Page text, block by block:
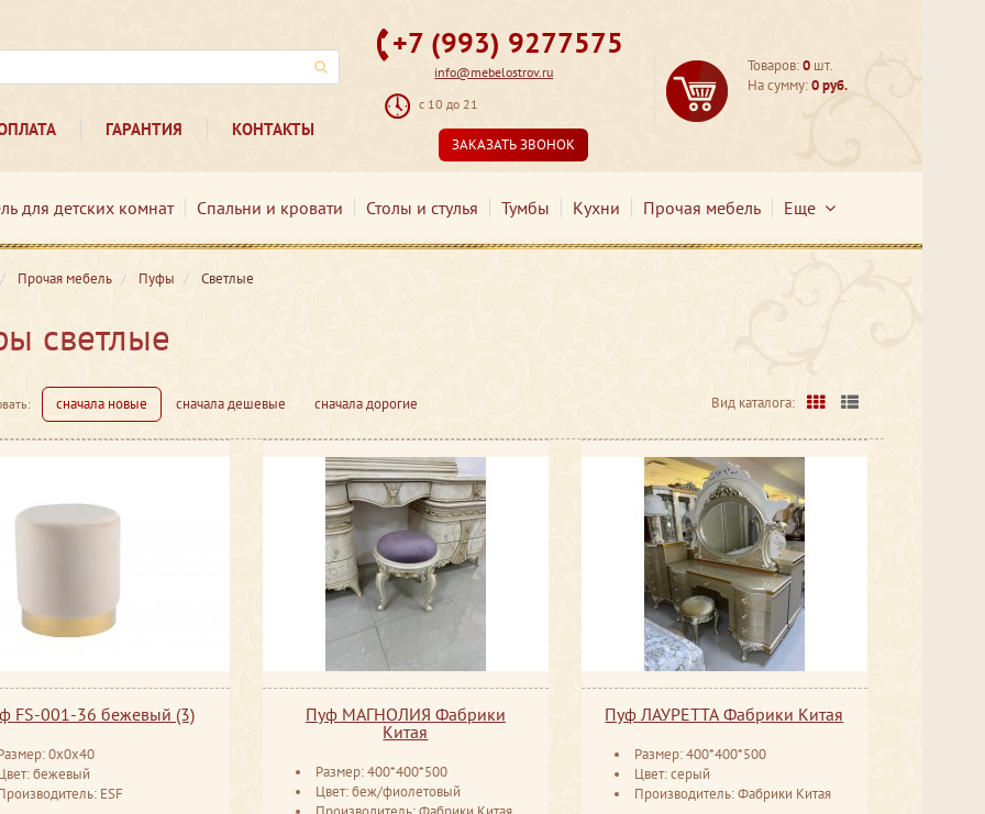
ГАРАНТИЯ КОНТАКТЫ
+7 (993) 9277575
info@mebelostrov.ru
с 10 до 21
ЗАКАЗАТЬ ЗВОНОК
Товаров:0 шт.
На сумму:0 руб.
для детских комнат Спальни и кровати Столы и стулья Тумбы Кухни Прочая мебель Еще
Прочая мебель Пуфы Светлые
светлые
сначала новые сначала дешевые сначала дорогие Вид каталога:
FS-001-36 бежевый (3)
0x0x40
бежевый
ESF
Пуф МАГНОЛИЯ Фабрики
Китая
Размер: 400*400*500
Цвет: беж/фиолетовый
Пуф ЛАУРЕТТА Фабрики Китая
Размер: 400*400*500
Цвет: серый
Производитель: Фабрики Китая